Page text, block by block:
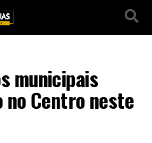
municipais
Centro neste